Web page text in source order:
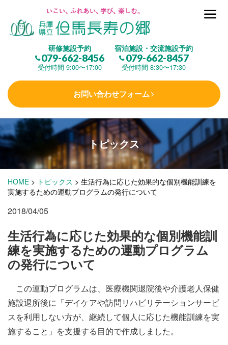
研修施設予約
079-662-8456
受付時間 9:00〜17:00
宿泊施設・交流施設予約
079-662-8457
受付時間 8:30〜17:30
お問い合わせフォーム
但馬長寿の郷とは
(研修施設)
楽しむ
学 ぶ (健康福祉)
泊まる(宿泊)
施設・料金
アクセス
トピックス
HOME > トピックス > 生活行為に応じた効果的な個別機能訓練を
実施するための運動プログラムの発行について
2018/04/05
生活行為に応じた効果的な個別機能訓
練を実施するための運動プログラム
の発行について
この運動プログラムは、医療機関退院後や介護老人保健
施設退所後に「デイケアや訪問リハビリテーションサービ
スを利用しない方が、継続して個人に応じた機能訓練を実
施すること」を支援する目的で作成しました。